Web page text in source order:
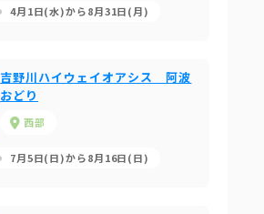
4月1日(水)から8月31日(月)
吉野川ハイウェイオアシス 阿波
おどり
西部
7月5日(日)から8月16日(日)